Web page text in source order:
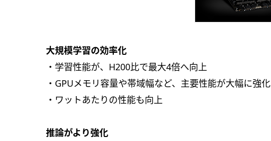
大規模学習の効率化
・学習性能が、H200比で最大4倍へ向上
・GPUメモリ容量や帯域幅など、主要性能が大幅に強化
・ワットあたりの性能も向上
推論がより強化